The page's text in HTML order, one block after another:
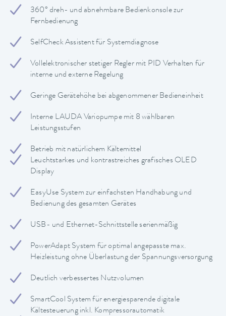
360° dreh- und abnehmbare Bedienkonsole zur
Fernbedienung
SelfCheck Assistent für Systemdiagnose
Vollelektronischer stetiger Regler mit PID Verhalten für
interne und externe Regelung
Geringe Gerätehöhe bei abgenommener Bedieneinheit
Interne LAUDA Variopumpe mit 8 wählbaren
Leistungsstufen
Betrieb mit natürlichem Kältemittel
Leuchtstarkes und kontrastreiches grafisches OLED
Display
EasyUse System zur einfachsten Handhabung und
Bedienung des gesamten Gerätes
USB- und Ethernet-Schnittstelle serienmäßig
PowerAdapt System für optimal angepasste max.
Heizleistung ohne Überlastung der Spannungsversorgung
Deutlich verbessertes Nutzvolumen
SmartCool System für energiesparende digitale
Kältesteuerung inkl. Kompressorautomatik